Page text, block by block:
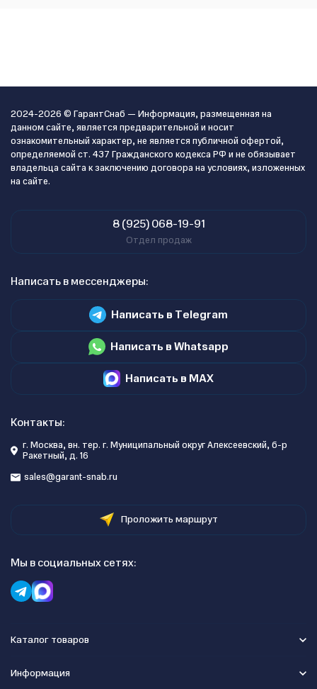
2024-2026 © ГарантСнаб — Информация, размещенная на
данном сайте, является предварительной и носит
ознакомительный характер, не является публичной офертой,
определяемой ст. 437 Гражданского кодекса РФ и не обязывает
владельца сайта к заключению договора на условиях, изложенных
на сайте.
8 (925) 068-19-91
Отдел продаж
Написать в мессенджеры:
Написать в Telegram
Написать в Whatsapp
Написать в MAX
Контакты:
г. Москва, вн. тер. г. Муниципальный округ Алексеевский, б-р
Ракетный, д. 16
sales@garant-snab.ru
Проложить маршрут
Мы в социальных сетях:
Каталог товаров
Информация